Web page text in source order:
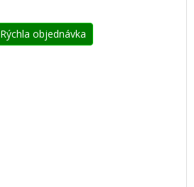
Rýchla objednávka